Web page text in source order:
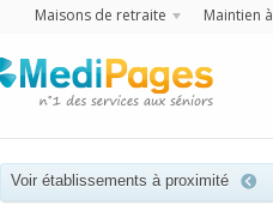
Maisons de retraite Maintien
Voir établissements à proximité